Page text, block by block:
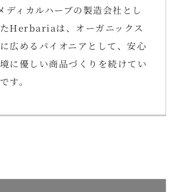
ディカルハーブの製造会社とし
Herbariaは、オーガニックス
広めるパイオニアとして、安心
に優しい商品づくりを続けてい
す。